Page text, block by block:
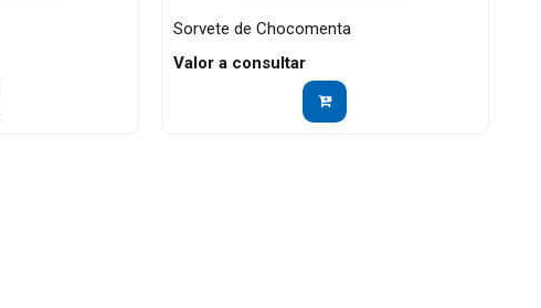
Sorvete de Chocomenta
Valor a consultar